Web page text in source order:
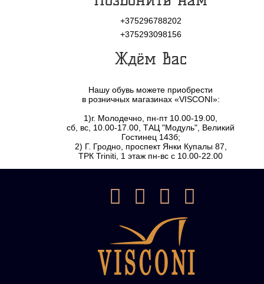
+375296788202
+375293098156
Ждём Вас
Нашу обувь можете приобрести
в розничных магазинах «VISCONI»:
1)г. Молодечно, пн-пт 10.00-19.00,
сб, вс, 10.00-17.00, ТАЦ "Модуль", Великий
Гостинец 143б;
2) Г. Гродно, проспект Янки Купалы 87,
ТРК Triniti, 1 этаж пн-вс с 10.00-22.00